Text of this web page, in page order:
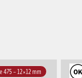
475 – 12×12 mm